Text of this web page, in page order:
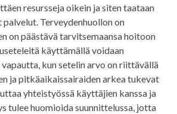
resursseja oikein ja siten taataan
Terveydenhuollon on
on päästävä tarvitsemaansa hoitoon
käyttämällä voidaan
kun setelin arvo on riittävällä
ja pitkäaikaissairaiden arkea tukevat
yhteistyössä käyttäjien kanssa ja
tulee huomioida suunnittelussa, jotta